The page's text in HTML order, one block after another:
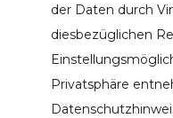
der Daten durch
diesbezüglichen
Privatsphäre